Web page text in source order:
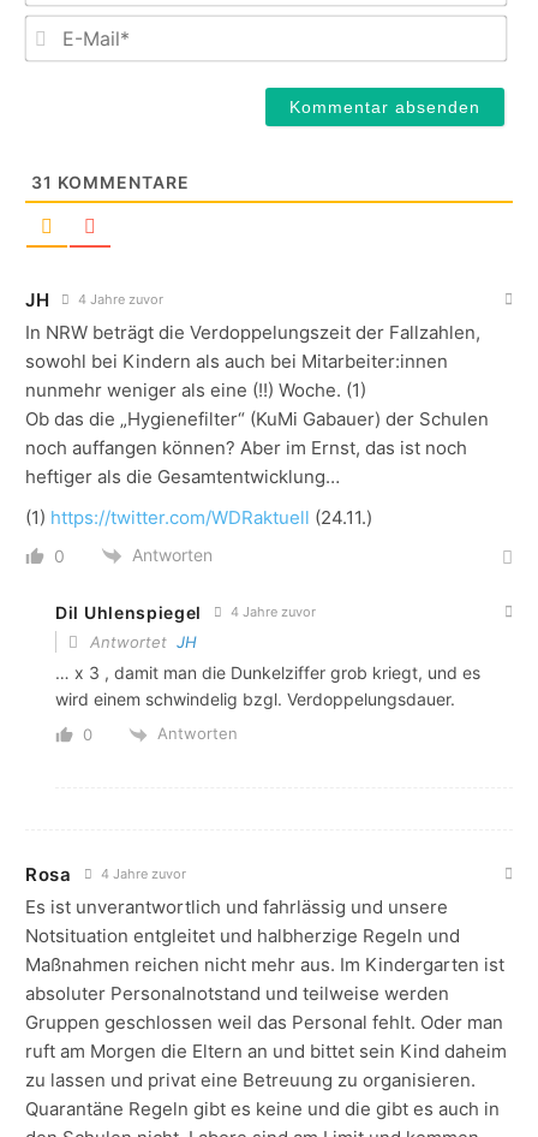
E-
31 KOMMENTARE
JH 4 Jahre zuvor
In NRW beträgt die Verdoppelungszeit der Fallzahlen,
sowohl bei Kindern als auch bei Mitarbeiter:innen
nunmehr weniger als eine (!!) Woche. (1)
Ob das die „Hygienefilter“ (KuMi Gabauer) der Schulen
noch auffangen können? Aber im Ernst, das ist noch
heftiger als die Gesamtentwicklung…
(1) https://twitter.com/WDRaktuell (24.11.)
0 Antworten
Dil Uhlenspiegel 4 Jahre zuvor
Antwortet JH
… x 3 , damit man die Dunkelziffer grob kriegt, und es
wird einem schwindelig bzgl. Verdoppelungsdauer.
0 Antworten
Rosa 4 Jahre zuvor
Es ist unverantwortlich und fahrlässig und unsere
Notsituation entgleitet und halbherzige Regeln und
Maßnahmen reichen nicht mehr aus. Im Kindergarten ist
absoluter Personalnotstand und teilweise werden
Gruppen geschlossen weil das Personal fehlt. Oder man
ruft am Morgen die Eltern an und bittet sein Kind daheim
zu lassen und privat eine Betreuung zu organisieren.
Quarantäne Regeln gibt es keine und die gibt es auch in